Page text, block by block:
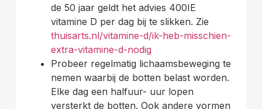
de 50 jaar geldt het advies 400IE
vitamine D per dag bij te slikken. Zie
thuisarts.nl/vitamine-d/ik-heb-misschien-
extra-vitamine-d-nodig
Probeer regelmatig lichaamsbeweging te
nemen waarbij de botten belast worden.
Elke dag een halfuur- uur lopen
versterkt de botten. Ook andere vormen